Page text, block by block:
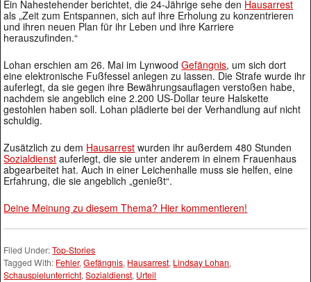
Ein Nahestehender berichtet, die 24-Jährige sehe den Hausarrest
als „Zeit zum Entspannen, sich auf ihre Erholung zu konzentrieren
und ihren neuen Plan für ihr Leben und ihre Karriere
herauszufinden.“
Lohan erschien am 26. Mai im LynwoodGefängnis, um sich dort
eine elektronische Fußfessel anlegen zu lassen. Die Strafe wurde ihr
auferlegt, da sie gegen ihre Bewährungsauflagen verstoßen habe,
nachdem sie angeblich eine 2.200 US-Dollar teure Halskette
gestohlen haben soll. Lohan plädierte bei der Verhandlung auf nicht
schuldig.
Zusätzlich zu dem Hausarrest wurden ihr außerdem 480 Stunden
Sozialdienst auferlegt, die sie unter anderem in einem Frauenhaus
abgearbeitet hat. Auch in einer Leichenhalle muss sie helfen, eine
Erfahrung, die sie angeblich „genießt“.
Deine Meinung zu diesem Thema? Hier kommentieren!
Filed Under:Top-Stories
Tagged With: Fehler,Gefängnis, Hausarrest, Lindsay Lohan,
Schauspielunterricht,Sozialdienst, Urteil